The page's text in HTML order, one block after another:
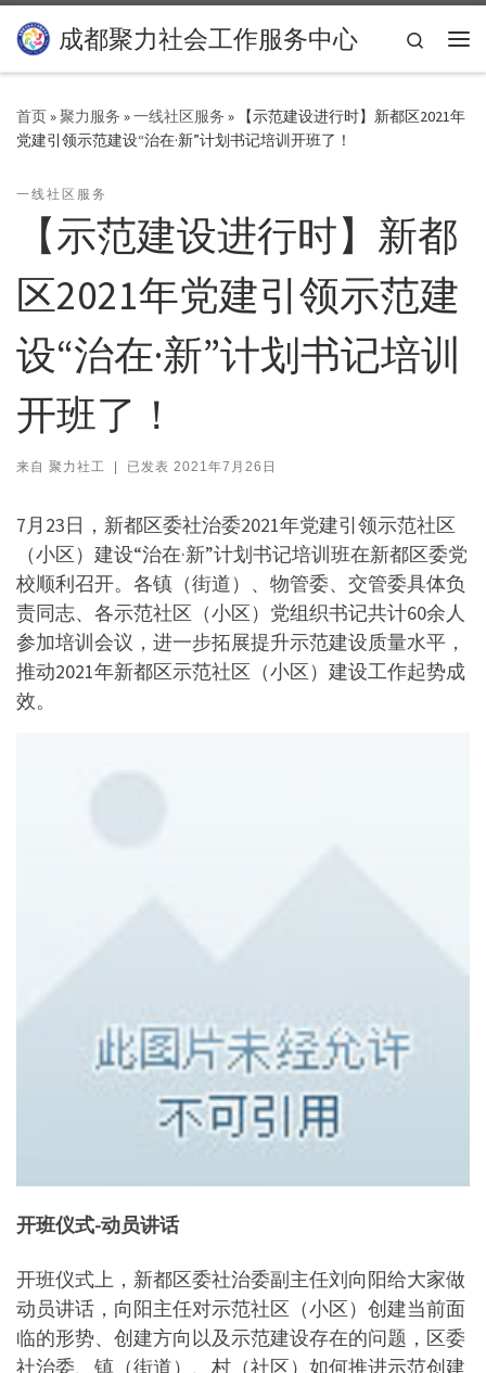
Skip to content
成都聚力社会工作服务中心
Search
首页»聚力服务 »一线社区服务 »
【示范建设进行时】新都区2021年
党建引领示范建设“治在·新”计划书记培训开班了！
一线社区服务
【示范建设进行时】新都
区2021年党建引领示范建
设“治在·新”计划书记培训
开班了！
来自 聚力社工 | 已发表 2021年7月26日
7月23日，新都区委社治委2021年党建引领示范社区
（小区）建设“治在·新”计划书记培训班在新都区委党
校顺利召开。各镇（街道）、物管委、交管委具体负
责同志、各示范社区（小区）党组织书记共计60余人
参加培训会议，进一步拓展提升示范建设质量水平，
推动2021年新都区示范社区（小区）建设工作起势成
效。
开班仪式-动员讲话
开班仪式上，新都区委社治委副主任刘向阳给大家做
动员讲话，向阳主任对示范社区（小区）创建当前面
临的形势、创建方向以及示范建设存在的问题，区委
社治委、镇（街道）、村（社区）如何推进示范创建